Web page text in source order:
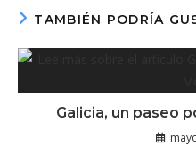
TAMBIÉN PODRÍA
Galicia, un paseo